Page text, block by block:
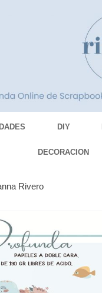
DIY
DECORACION
Rivero